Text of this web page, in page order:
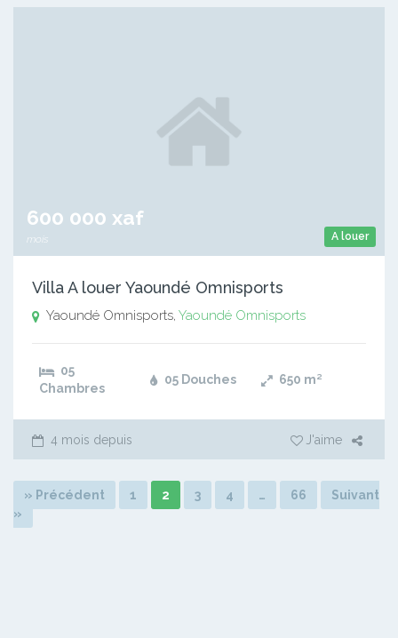
A louer
600 000 xaf
mois
Villa A louer Yaoundé Omnisports
Yaoundé Omnisports, Yaoundé Omnisports
05
Chambres
05 Douches 650 m²
4 mois depuis J'aime
» Précédent 1 2 3 4 … 66
Suivant
»